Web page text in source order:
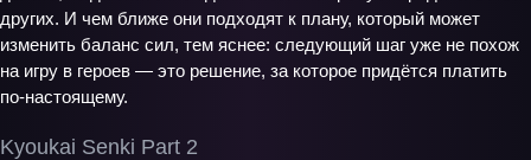
Kyoukai Senki Part 2
других. И чем ближе они подходят к плану, который может
изменить баланс сил, тем яснее: следующий шаг уже не похож
на игру в героев — это решение, за которое придётся платить
по‑настоящему.